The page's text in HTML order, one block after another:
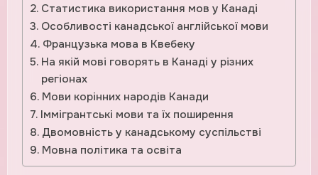
Статистика використання мов у Канаді
Особливості канадської англійської мови
Французька мова в Квебеку
На якій мові говорять в Канаді у різних
регіонах
Мови корінних народів Канади
Іммігрантські мови та їх поширення
Двомовність у канадському суспільстві
Мовна політика та освіта